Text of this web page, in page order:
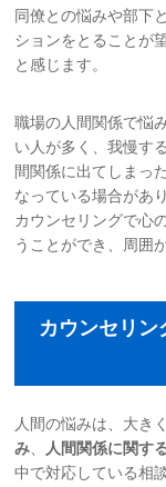
同僚との悩みや部下
ションをとることが
と感じます。
職場の人間関係で悩
い人が多く、我慢す
間関係に出てしまっ
なっている場合があ
カウンセリングで心
うことができ、周囲
カウンセリン
人間の悩みは、大き
み、 人間関係に関す
中で対応している相